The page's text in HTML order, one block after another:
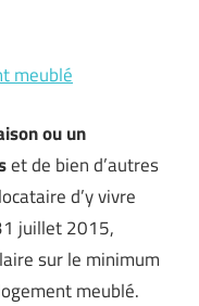
meublé
ou un
et de bien d’autres
d’y vivre
juillet 2015,
sur le minimum
meublé.